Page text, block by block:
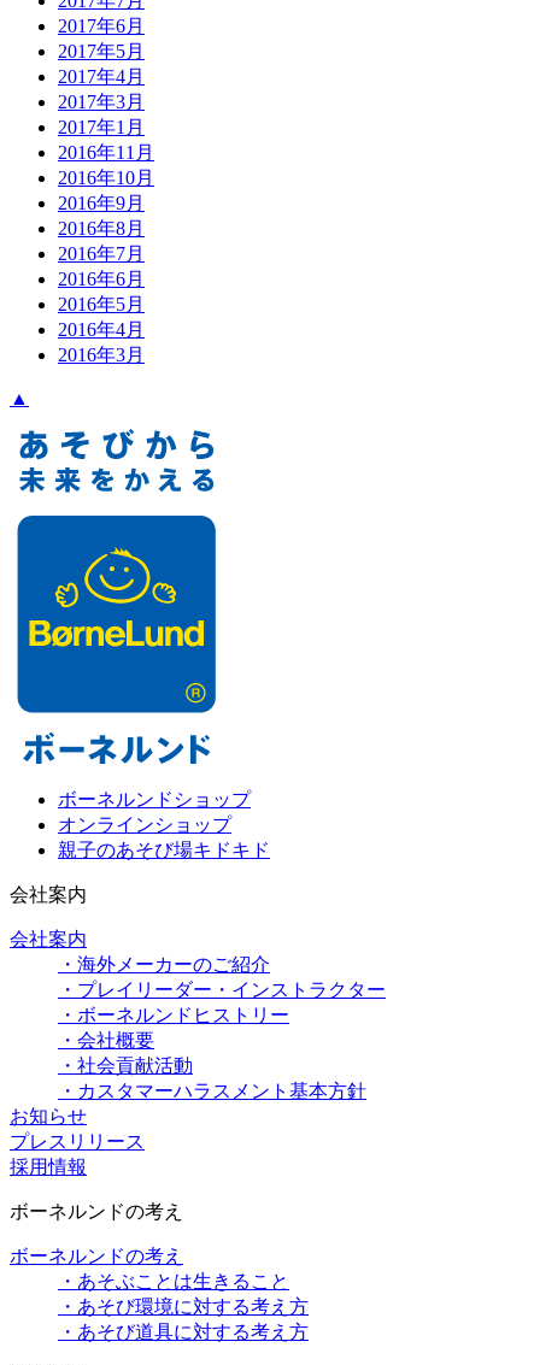
2017年6月
2017年5月
2017年4月
2017年3月
2017年1月
2016年11月
2016年10月
2016年9月
2016年8月
2016年7月
2016年6月
2016年5月
2016年4月
2016年3月
▲
ボーネルンドショップ
オンラインショップ
親子のあそび場キドキド
会社案内
会社案内
・海外メーカーのご紹介
・プレイリーダー・インストラクター
・ボーネルンドヒストリー
・会社概要
・社会貢献活動
・カスタマーハラスメント基本方針
お知らせ
プレスリリース
採用情報
ボーネルンドの考え
ボーネルンドの考え
・あそぶことは生きること
・あそび環境に対する考え方
・あそび道具に対する考え方